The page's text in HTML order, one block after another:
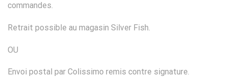
commandes.
Retrait possible au magasin Silver Fish.
OU
Envoi postal par Colissimo remis contre signature.